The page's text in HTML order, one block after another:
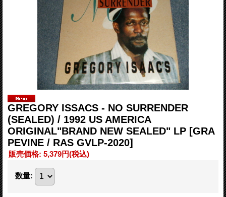
GREGORY ISSACS - NO SURRENDER
(SEALED) / 1992 US AMERICA
ORIGINAL"BRAND NEW SEALED" LP [GRA
PEVINE / RAS GVLP-2020]
販売価格: 5,379円(税込)
数量: